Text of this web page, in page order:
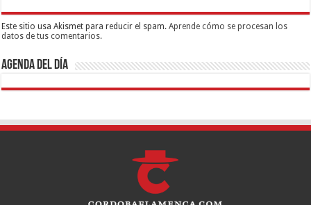
Este sitio usa Akismet para reducir el spam.Aprende cómo se procesan los
datos de tus comentarios.
Agenda del día